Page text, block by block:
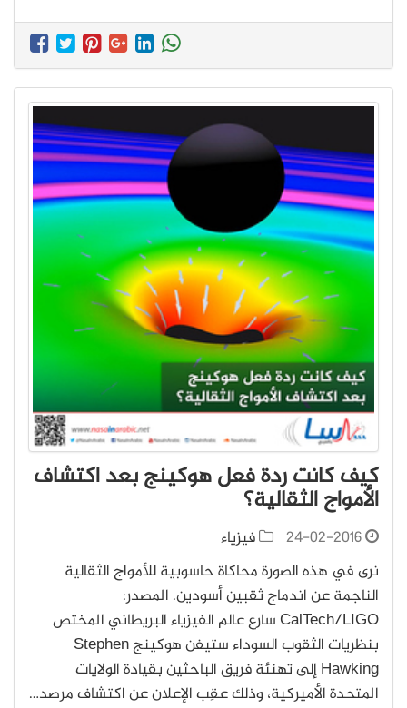
كيف كانت ردة فعل هوكينج بعد اكتشاف
الأمواج الثقالية؟
24-02-2016
فيزياء
نرى في هذه الصورة محاكاة حاسوبية للأمواج الثقالية
الناجمة عن اندماج ثقبين أسودين. المصدر:
CalTech/LIGO سارع عالم الفيزياء البريطاني المختص
بنظريات الثقوب السوداء ستيفن هوكينج Stephen
Hawking إلى تهنئة فريق الباحثين بقيادة الولايات
المتحدة الأميركية، وذلك عقِب الإعلان عن اكتشاف مرصد…